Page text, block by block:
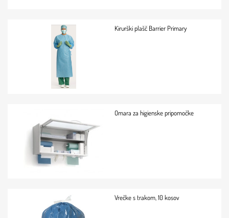
Kirurški plašč Barrier Primary
Omara za higienske pripomočke
Vrečke s trakom, 10 kosov